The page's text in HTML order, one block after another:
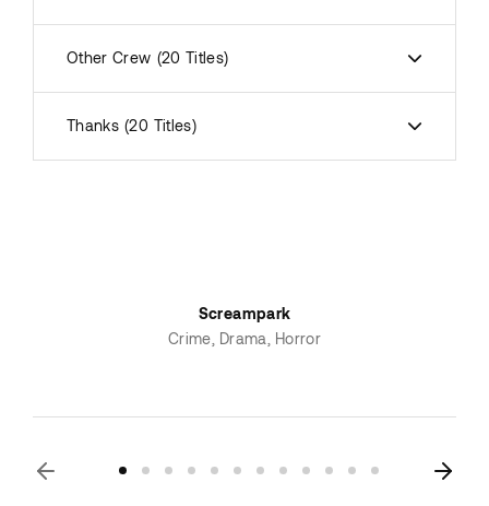
Other Crew 20 Titles
Thanks 20 Titles
Screampark
Crime Drama Horror